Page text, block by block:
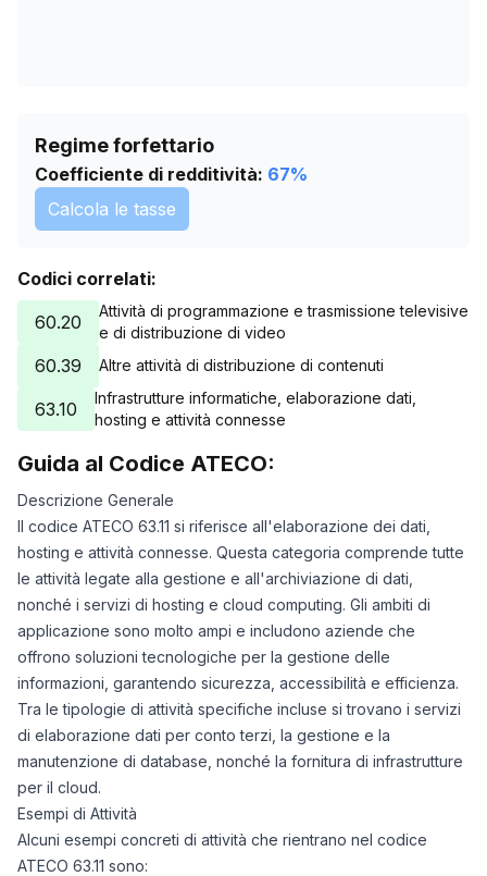
Regime forfettario
Coefficiente di redditività: 67%
Calcola le tasse
Codici correlati:
60.20
Attività di programmazione e trasmissione televisive
e di distribuzione di video
60.39 Altre attività di distribuzione di contenuti
63.10
Infrastrutture informatiche, elaborazione dati,
hosting e attività connesse
Guida al Codice ATECO:
Descrizione Generale
Il codice ATECO 63.11 si riferisce all'elaborazione dei dati,
hosting e attività connesse. Questa categoria comprende tutte
le attività legate alla gestione e all'archiviazione di dati,
nonché i servizi di hosting e cloud computing. Gli ambiti di
applicazione sono molto ampi e includono aziende che
offrono soluzioni tecnologiche per la gestione delle
informazioni, garantendo sicurezza, accessibilità e efficienza.
Tra le tipologie di attività specifiche incluse si trovano i servizi
di elaborazione dati per conto terzi, la gestione e la
manutenzione di database, nonché la fornitura di infrastrutture
per il cloud.
Esempi di Attività
Alcuni esempi concreti di attività che rientrano nel codice
ATECO 63.11 sono: